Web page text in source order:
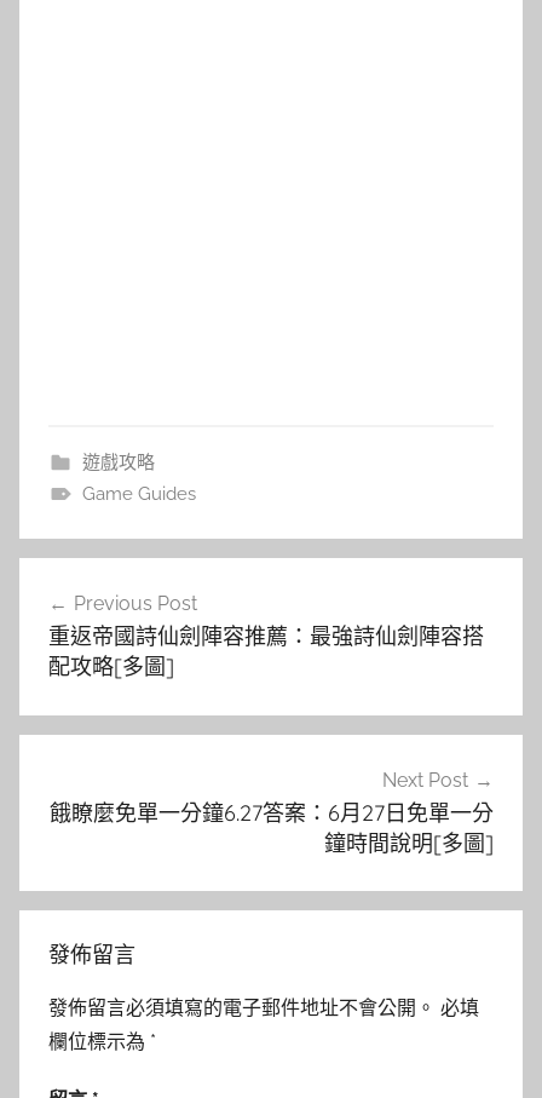
遊戲攻略
Game Guides
導
覽
Previous Post
重返帝國詩仙劍陣容推薦：最強詩仙劍陣容搭
配攻略[多圖]
Next Post
餓瞭麼免單一分鐘6.27答案：6月27日免單一分
鐘時間說明[多圖]
發佈留言
發佈留言必須填寫的電子郵件地址不會公開。 必填
欄位標示為 *